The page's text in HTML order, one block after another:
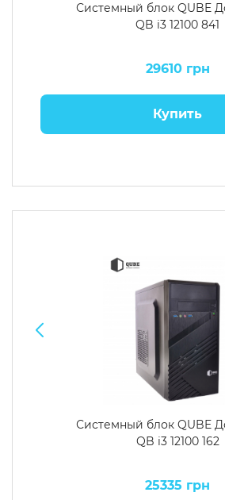
Системный блок QUBE
QB i3 12100 841
29610 грн
Купить
Системный блок QUBE
QB i3 12100 162
25335 грн